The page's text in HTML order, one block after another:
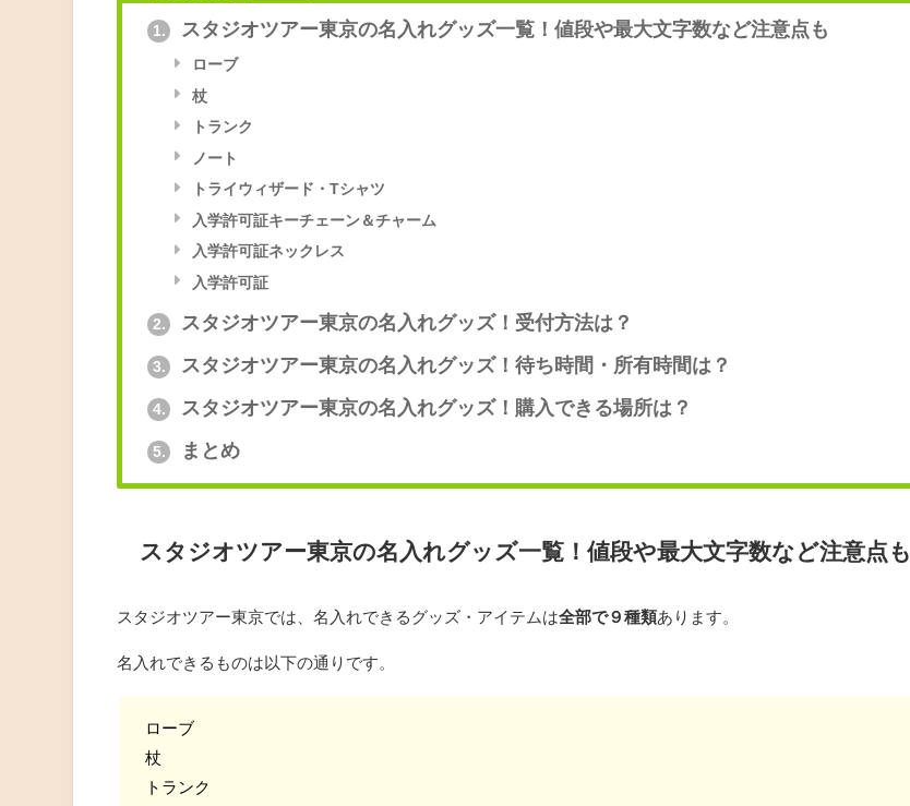
1. スタジオツアー東京の名入れグッズ一覧！値段や最大文字数など注意点も
ローブ
杖
トランク
ノート
トライウィザード・Tシャツ
入学許可証キーチェーン＆チャーム
入学許可証ネックレス
入学許可証
2. スタジオツアー東京の名入れグッズ！受付方法は？
3. スタジオツアー東京の名入れグッズ！待ち時間・所有時間は？
4. スタジオツアー東京の名入れグッズ！購入できる場所は？
5. まとめ
スタジオツアー東京の名入れグッズ一覧！値段や最大文字数など注意点も
スタジオツアー東京では、名入れできるグッズ・アイテムは全部で９種類あります。
名入れできるものは以下の通りです。
ローブ
杖
トランク